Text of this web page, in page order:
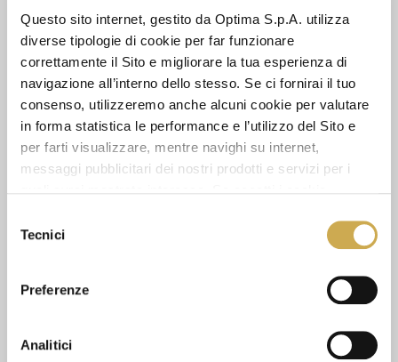
Questo sito internet, gestito da Optima S.p.A. utilizza
diverse tipologie di cookie per far funzionare
correttamente il Sito e migliorare la tua esperienza di
navigazione all’interno dello stesso. Se ci fornirai il tuo
consenso, utilizzeremo anche alcuni cookie per valutare
in forma statistica le performance e l’utilizzo del Sito e
per farti visualizzare, mentre navighi su internet,
messaggi pubblicitari dei nostri prodotti e servizi per i
delTecnici
Preferenze
Analitici
CONFEZIONI PER CARTONE:
10
CHIEDI INFORMAZIONI
SCHEDA TECNICA